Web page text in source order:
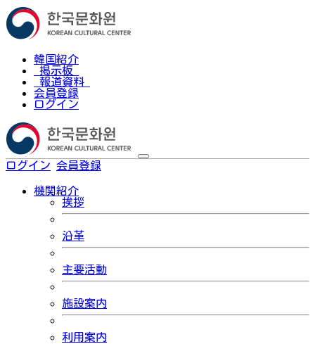
韓国紹介
掲示板
報道資料
会員登録
ログイン
ログイン 会員登録
機関紹介
挨拶
沿革
主要活動
施設案内
利用案内